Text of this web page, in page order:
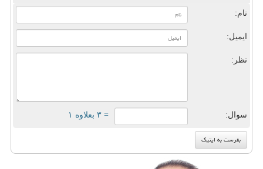
نام:
ایمیل:
نظر:
سوال: = ۳ بعلاوه ۱